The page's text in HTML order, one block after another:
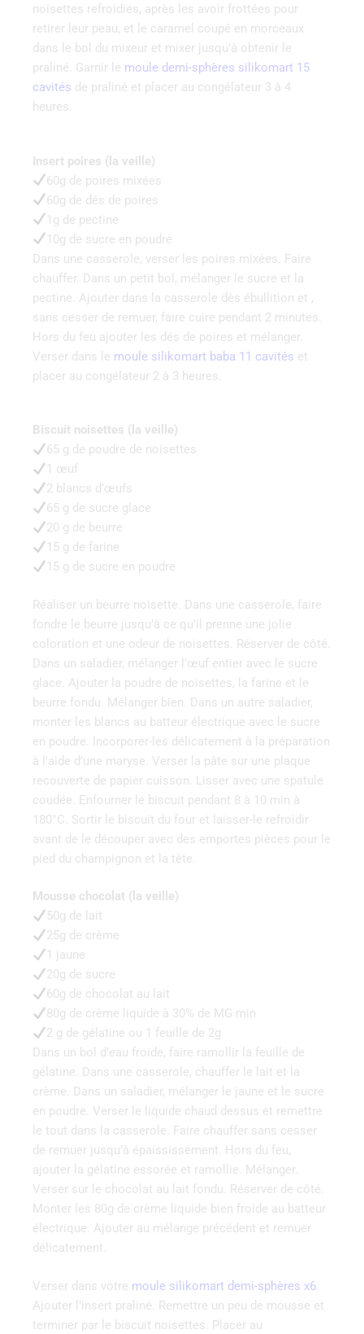
noisettes refroidies, après les avoir frottées pour
retirer leur peau, et le caramel coupé en morceaux
dans le bol du mixeur et mixer jusqu’à obtenir le
praliné. Garnir le moule demi-sphères silikomart 15
cavités de praliné et placer au congélateur 3 à 4
heures.
Insert poires (la veille)
60g de poires mixées
60g de dés de poires
1g de pectine
10g de sucre en poudre
Dans une casserole, verser les poires mixées. Faire
chauffer. Dans un petit bol, mélanger le sucre et la
pectine. Ajouter dans la casserole dès ébullition et ,
sans cesser de remuer, faire cuire pendant 2 minutes.
Hors du feu ajouter les dés de poires et mélanger.
Verser dans le moule silikomart baba 11 cavités et
placer au congélateur 2 à 3 heures.
Biscuit noisettes (la veille)
65 g de poudre de noisettes
1 œuf
2 blancs d’œufs
65 g de sucre glace
20 g de beurre
15 g de farine
15 g de sucre en poudre
Réaliser un beurre noisette. Dans une casserole, faire
fondre le beurre jusqu’à ce qu’il prenne une jolie
coloration et une odeur de noisettes. Réserver de côté.
Dans un saladier, mélanger l’œuf entier avec le sucre
glace. Ajouter la poudre de noisettes, la farine et le
beurre fondu. Mélanger bien. Dans un autre saladier,
monter les blancs au batteur électrique avec le sucre
en poudre. Incorporer-les délicatement à la préparation
à l’aide d’une maryse. Verser la pâte sur une plaque
recouverte de papier cuisson. Lisser avec une spatule
coudée. Enfourner le biscuit pendant 8 à 10 min à
180°C. Sortir le biscuit du four et laisser-le refroidir
avant de le découper avec des emportes pièces pour le
pied du champignon et la tête.
Mousse chocolat (la veille)
50g de lait
25g de crème
1 jaune
20g de sucre
60g de chocolat au lait
80g de crème liquide à 30% de MG min
2 g de gélatine ou 1 feuille de 2g
Dans un bol d’eau froide, faire ramollir la feuille de
gélatine. Dans une casserole, chauffer le lait et la
crème. Dans un saladier, mélanger le jaune et le sucre
en poudre. Verser le liquide chaud dessus et remettre
le tout dans la casserole. Faire chauffer sans cesser
de remuer jusqu’à épaississement. Hors du feu,
ajouter la gélatine essorée et ramollie. Mélanger.
Verser sur le chocolat au lait fondu. Réserver de côté.
Monter les 80g de crème liquide bien froide au batteur
électrique. Ajouter au mélange précédent et remuer
délicatement.
Verser dans votre moule silikomart demi-sphères x6
Ajouter l’insert praliné. Remettre un peu de mousse et
terminer par le biscuit noisettes. Placer au